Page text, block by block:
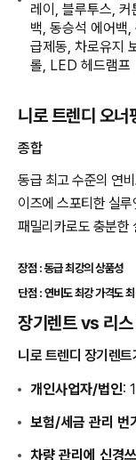
레이, 블루투스,
백, 동승석 에어백
급제동, 차로유지
롤, LED 헤드램프
니로 트렌디 오너
종합
동급 최고 수준의 연
이즈에 스포티한 실
패밀리카로도 충분한
장점 : 동급 최강의 상품성
단점 : 연비도 최강 가격도
장기렌트 vs 리
니로 트렌디 장기렌
개인사업자/법인:
보험/세금 관리 번
차량 관리에 신경